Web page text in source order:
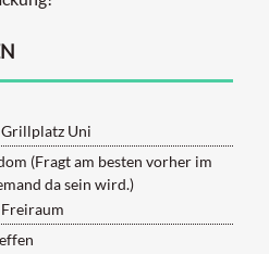
Grillplatz Uni
(Fragt am besten vorher im
da sein wird.)
Freiraum